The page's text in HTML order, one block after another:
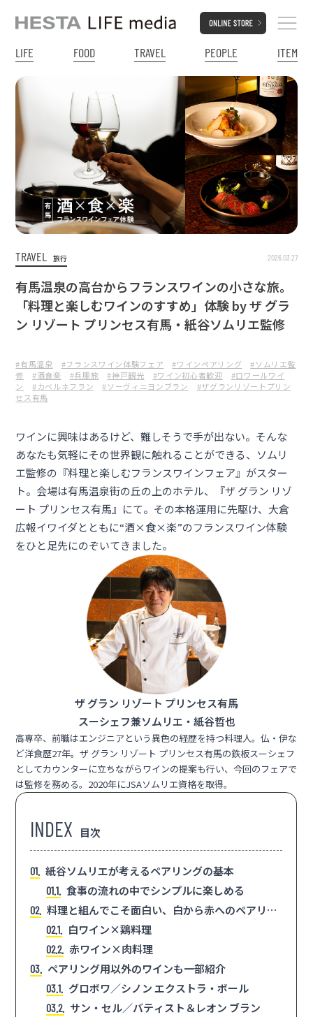
LIFE FOOD TRAVEL PEOPLE ITEM
TRAVEL 旅行 2026.03.27
有馬温泉の高台からフランスワインの小さな旅。
「料理と楽しむワインのすすめ」体験 by ザ グラ
ン リゾート プリンセス有馬・紙谷ソムリエ監修
#有馬温泉 #フランスワイン体験フェア #ワインペアリング
#ソムリエ監
修
#酒食楽 #兵庫旅 #神戸観光 #ワイン初心者歓迎
#ロワールワイ
ン
#カベルネフラン #ソーヴィニヨンブラン
#ザグランリゾートプリン
セス有馬
ワインに興味はあるけど、難しそうで手が出ない。そんな
あなたも気軽にその世界観に触れることができる、ソムリ
エ監修の『料理と楽しむフランスワインフェア』がスター
ト。会場は有馬温泉街の丘の上のホテル、『ザ グラン リゾ
ート プリンセス有馬』にて。その本格運用に先駆け、大倉
広報イワイダとともに“酒×食×楽”のフランスワイン体験
をひと足先にのぞいてきました。
ザ グラン リゾート プリンセス有馬
スーシェフ兼ソムリエ・紙谷哲也
高専卒、前職はエンジニアという異色の経歴を持つ料理人。仏・伊な
ど洋食歴27年。ザ グラン リゾート プリンセス有馬の鉄板スーシェフ
としてカウンターに立ちながらワインの提案も行い、今回のフェアで
は監修を務める。2020年にJSAソムリエ資格を取得。
目次
1 紙谷ソムリエが考えるペアリングの基本
1.1 食事の流れの中でシンプルに楽しめる
2 料理と組んでこそ面白い、白から赤へのペアリン
2.1 白ワイン×鶏料理
2.2 赤ワイン×肉料理
3 ペアリング用以外のワインも一部紹介
3.1 グロボワ／シノン エクストラ・ボール
3.2 サン・セル／バティスト＆レオン ブラン